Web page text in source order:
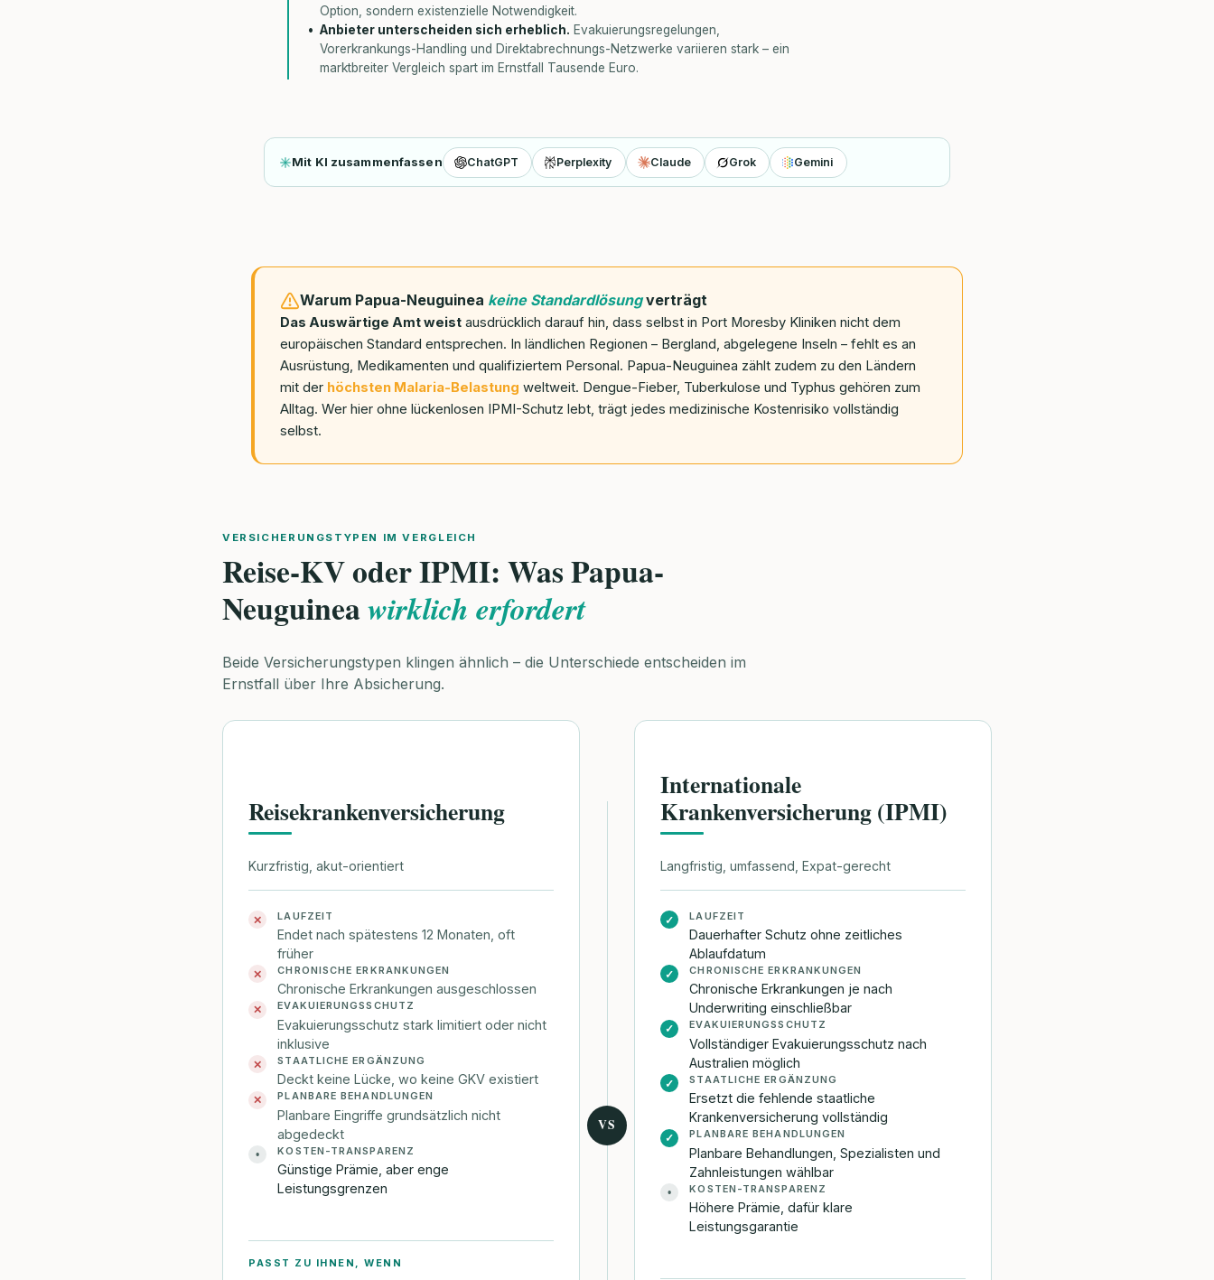
Option, sondern existenzielle Notwendigkeit.
Anbieter unterscheiden sich erheblich. Evakuierungsregelungen,
Vorerkrankungs-Handling und Direktabrechnungs-Netzwerke variieren stark – ein
marktbreiter Vergleich spart im Ernstfall Tausende Euro.
Mit KI zusammenfassen ChatGPT Perplexity Claude Grok Gemini
Warum Papua-Neuguinea keine Standardlösungverträgt
Das Auswärtige Amt weist ausdrücklich darauf hin, dass selbst in Port Moresby Kliniken nicht dem
europäischen Standard entsprechen. In ländlichen Regionen – Bergland, abgelegene Inseln – fehlt es an
Ausrüstung, Medikamenten und qualifiziertem Personal. Papua-Neuguinea zählt zudem zu den Ländern
mit der höchsten Malaria-Belastung weltweit. Dengue-Fieber, Tuberkulose und Typhus gehören zum
Alltag. Wer hier ohne lückenlosen IPMI-Schutz lebt, trägt jedes medizinische Kostenrisiko vollständig
selbst.
VERSICHERUNGSTYPEN IM VERGLEICH
Reise-KV oder IPMI: Was Papua-
Neuguineawirklich erfordert
Beide Versicherungstypen klingen ähnlich – die Unterschiede entscheiden im
Ernstfall über Ihre Absicherung.
Reisekrankenversicherung
Kurzfristig, akut-orientiert
✕ LAUFZEIT
Endet nach spätestens 12 Monaten, oft
früher
✕ CHRONISCHE ERKRANKUNGEN
Chronische Erkrankungen ausgeschlossen
✕ EVAKUIERUNGSSCHUTZ
Evakuierungsschutz stark limitiert oder nicht
inklusive
✕ STAATLICHE ERGÄNZUNG
Deckt keine Lücke, wo keine GKV existiert
✕ PLANBARE BEHANDLUNGEN
Planbare Eingriffe grundsätzlich nicht
abgedeckt
• KOSTEN-TRANSPARENZ
Günstige Prämie, aber enge
Leistungsgrenzen
PASST ZU IHNEN, WENN
VS
Internationale
Krankenversicherung (IPMI)
Langfristig, umfassend, Expat-gerecht
✓ LAUFZEIT
Dauerhafter Schutz ohne zeitliches
Ablaufdatum
✓ CHRONISCHE ERKRANKUNGEN
Chronische Erkrankungen je nach
Underwriting einschließbar
✓ EVAKUIERUNGSSCHUTZ
Vollständiger Evakuierungsschutz nach
Australien möglich
✓ STAATLICHE ERGÄNZUNG
Ersetzt die fehlende staatliche
Krankenversicherung vollständig
✓ PLANBARE BEHANDLUNGEN
Planbare Behandlungen, Spezialisten und
Zahnleistungen wählbar
• KOSTEN-TRANSPARENZ
Höhere Prämie, dafür klare
Leistungsgarantie